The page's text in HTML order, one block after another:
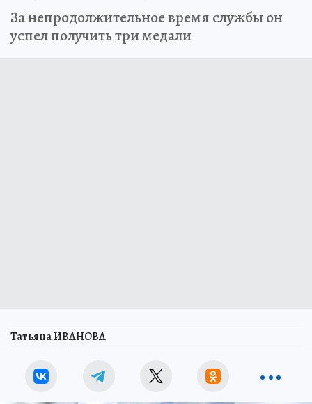
За непродолжительное время службы он
успел получить три медали
Татьяна ИВАНОВА